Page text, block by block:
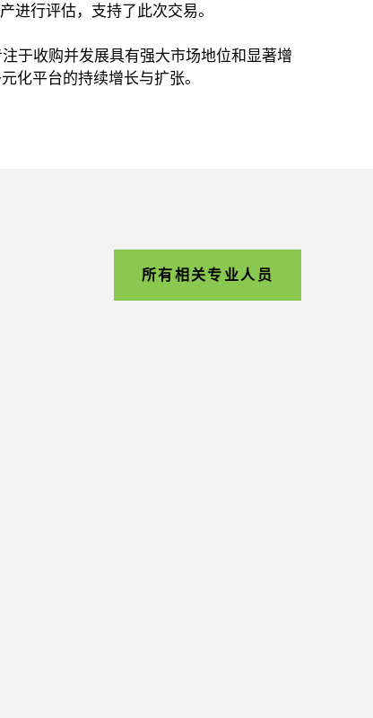
进行评估，支持了此次交易。
于收购并发展具有强大市场地位和显著增
化平台的持续增长与扩张。
所有相关专业人员